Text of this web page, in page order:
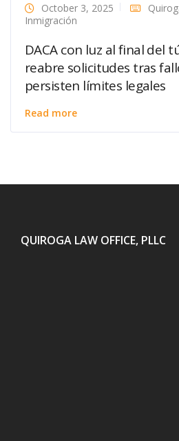
October 3, 2025
Inmigración
DACA con luz al final del
reabre solicitudes tras
persisten límites legales
Read more
QUIROGA LAW OFFICE, PLLC